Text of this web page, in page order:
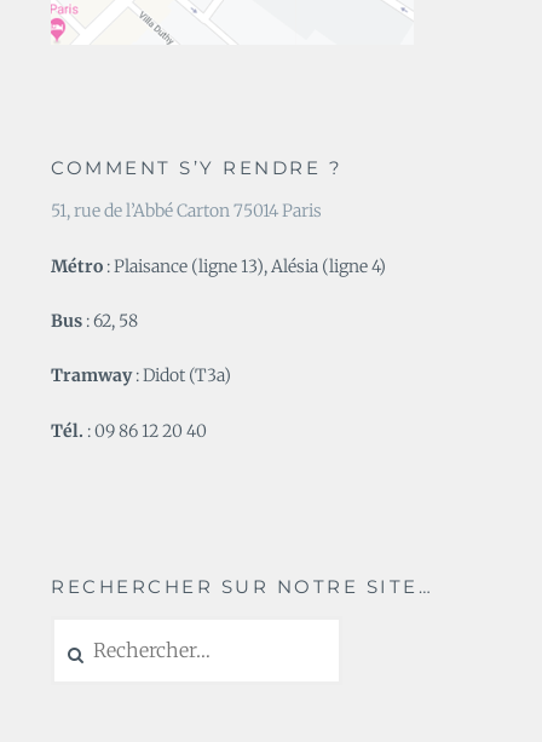
COMMENT S’Y RENDRE ?
51, rue de l’Abbé Carton 75014 Paris
Métro : Plaisance (ligne 13), Alésia (ligne 4)
Bus : 62, 58
Tramway: Didot (T3a)
Tél. : 09 86 12 20 40
RECHERCHER SUR NOTRE SITE…